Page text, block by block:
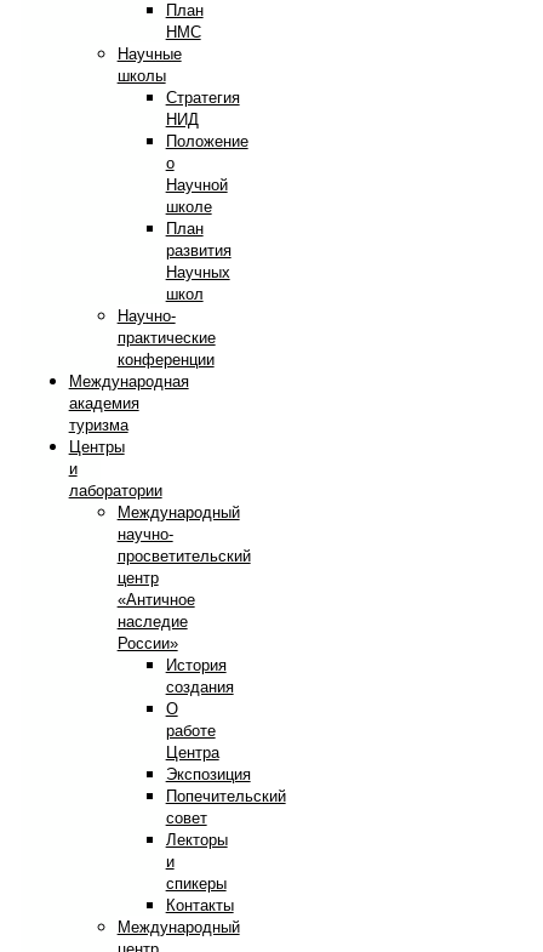
План
НМС
Научные
школы
Стратегия
НИД
Положение
о
Научной
школе
План
развития
Научных
школ
Научно-
практические
конференции
Международная
академия
туризма
Центры
и
лаборатории
Международный
научно-
просветительский
центр
«Античное
наследие
России»
История
создания
О
работе
Центра
Экспозиция
Попечительский
совет
Лекторы
и
спикеры
Контакты
Международный